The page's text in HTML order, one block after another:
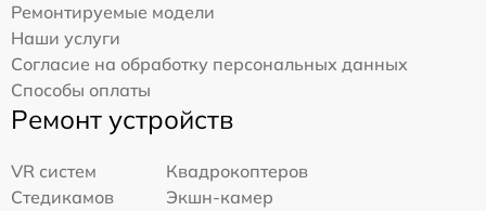
Ремонтируемые модели
Наши услуги
Согласие на обработку персональных данных
Способы оплаты
Ремонт устройств
VR систем
Квадрокоптеров
Стедикамов
Экшн-камер